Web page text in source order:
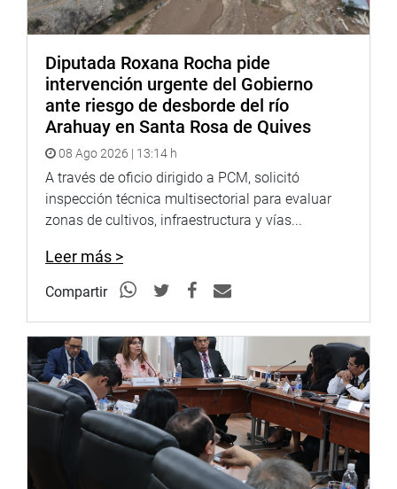
Diputada Roxana Rocha pide
intervención urgente del Gobierno
ante riesgo de desborde del río
Arahuay en Santa Rosa de Quives
08 Ago 2026 | 13:14 h
A través de oficio dirigido a PCM, solicitó
inspección técnica multisectorial para evaluar
zonas de cultivos, infraestructura y vías...
Leer más >
Compartir